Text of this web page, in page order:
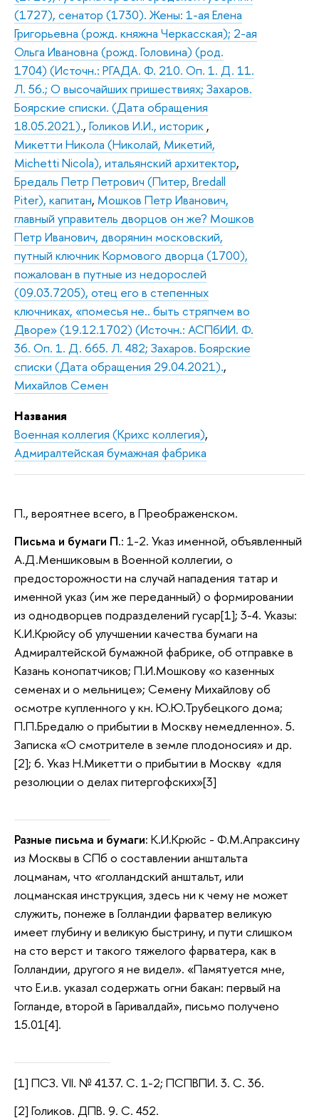
(1727), сенатор (1730). Жены: 1-ая Елена
Григорьевна (рожд. княжна Черкасская); 2-ая
Ольга Ивановна (рожд. Головина) (род.
1704) (Источн.: РГАДА. Ф. 210. Оп. 1. Д. 11.
Л. 56.; О высочайших пришествиях; Захаров.
Боярские списки. (Дата обращения
18.05.2021)., Голиков И.И., историк ,
Микетти Никола (Николай, Микетий,
Michetti Nicola), итальянский архитектор,
Бредаль Петр Петрович (Питер, Bredall
Piter), капитан, Мошков Петр Иванович,
главный управитель дворцов он же? Мошков
Петр Иванович, дворянин московский,
путный ключник Кормового дворца (1700),
пожалован в путные из недорослей
(09.03.7205), отец его в степенных
ключниках, «помесья не.. быть стряпчем во
Дворе» (19.12.1702) (Источн.: АСПбИИ. Ф.
36. Оп. 1. Д. 665. Л. 482; Захаров. Боярские
списки (Дата обращения 29.04.2021).,
Михайлов Семен
Названия
Военная коллегия (Крихс коллегия),
Адмиралтейская бумажная фабрика
П., вероятнее всего, в Преображенском.
Письма и бумаги П.: 1-2. Указ именной, объявленный
А.Д.Меншиковым в Военной коллегии, о
предосторожности на случай нападения татар и
именной указ (им же переданный) о формировании
из однодворцев подразделений гусар[1]; 3-4. Указы:
К.И.Крюйсу об улучшении качества бумаги на
Адмиралтейской бумажной фабрике, об отправке в
Казань конопатчиков; П.И.Мошкову «о казенных
семенах и о мельнице»; Семену Михайлову об
осмотре купленного у кн. Ю.Ю.Трубецкого дома;
П.П.Бредалю о прибытии в Москву немедленно». 5.
Записка «О смотрителе в земле плодоносия» и др.
[2]; 6. Указ Н.Микетти о прибытии в Москву «для
резолюции о делах питергофских»[3]
Разные письма и бумаги: К.И.Крюйс - Ф.М.Апраксину
из Москвы в СПб о составлении анштальта
лоцманам, что «голландский анштальт, или
лоцманская инструкция, здесь ни к чему не может
служить, понеже в Голландии фарватер великую
имеет глубину и великую быстрину, и пути слишком
на сто верст и такого тяжелого фарватера, как в
Голландии, другого я не видел». «Памятуется мне,
что Е.и.в. указал содержать огни бакан: первый на
Гогланде, второй в Гаривалдай», письмо получено
15.01[4].
[1] ПСЗ. VII. № 4137. С. 1-2; ПСПВПИ. 3. С. 36.
[2] Голиков. ДПВ. 9. С. 452.